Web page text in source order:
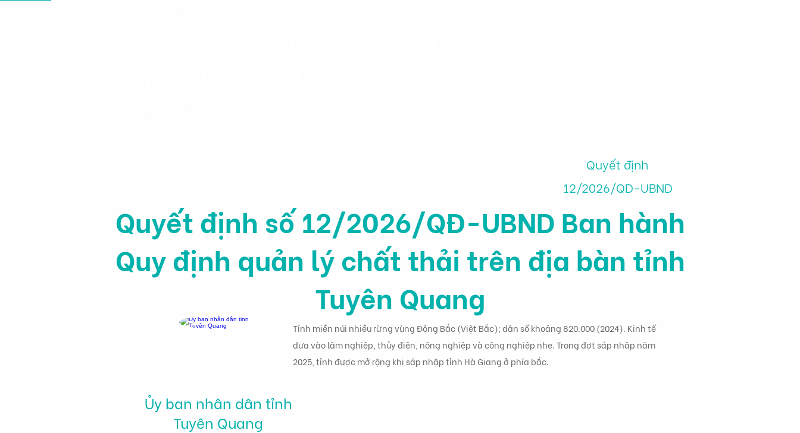
Quyết định
12/2026/QD-UBND
Quyết định số 12/2026/QĐ-UBND Ban hành
Quy định quản lý chất thải trên địa bàn tỉnh
Tuyên Quang
Ủy ban nhân dân tỉnh
Tuyên Quang
Tỉnh miền núi nhiều rừng vùng Đông Bắc (Việt Bắc); dân số khoảng 820.000 (2024). Kinh tế
dựa vào lâm nghiệp, thủy điện, nông nghiệp và công nghiệp nhẹ. Trong đợt sáp nhập năm
2025, tỉnh được mở rộng khi sáp nhập tỉnh Hà Giang ở phía bắc.